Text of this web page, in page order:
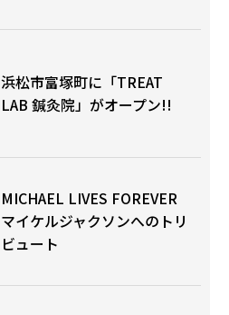
浜松市富塚町に「TREAT
LAB 鍼灸院」がオープン!!
MICHAEL LIVES FOREVER
マイケルジャクソンへのトリ
ビュート